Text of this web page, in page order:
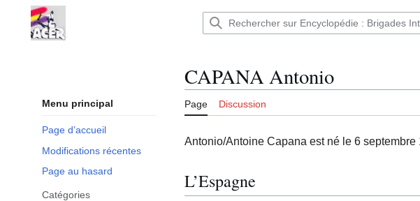
contenu
Encyclopédie : Brigades Internationales,volontaires français et
Menu principal
Page d’accueil
Modifications récentes
Page au hasard
Catégories
CAPANA Antonio
Page Discussion
Antonio/Antoine Capana est né le 6
L’Espagne